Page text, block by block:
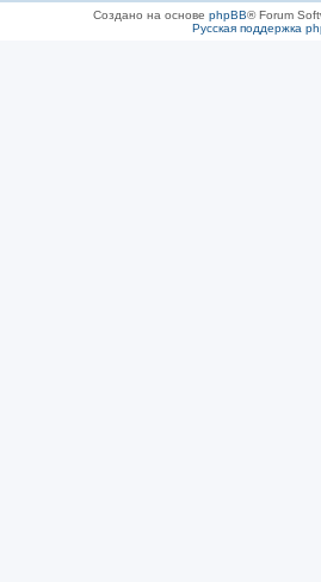
Создано на основе phpBB® Forum
Русская поддержка